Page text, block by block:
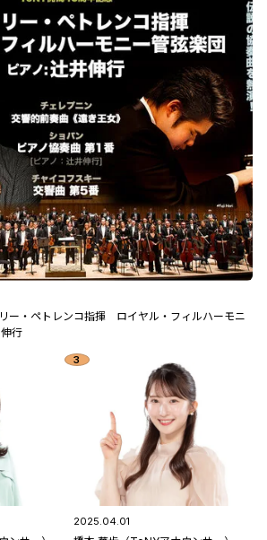
リー・ペトレンコ指揮 ロイヤル・フィルハーモニ
行
2025.04.01